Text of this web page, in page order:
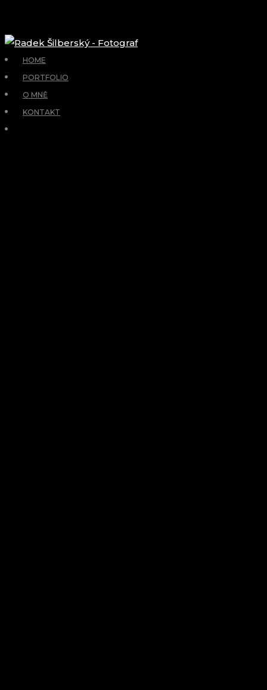
HOME
PORTFOLIO
O MNĚ
KONTAKT